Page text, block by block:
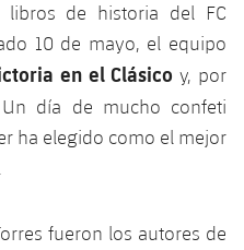
libros de historia del FC
10 de mayo, el equipo
en el Clásico y, por
. Un día de mucho confeti
ha elegido como el mejor
fueron los autores de